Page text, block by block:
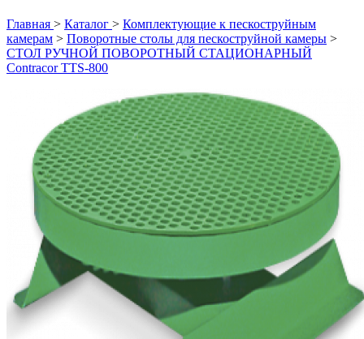
Главная > Каталог > Комплектующие к пескоструйным
камерам > Поворотные столы для пескоструйной камеры >
СТОЛ РУЧНОЙ ПОВОРОТНЫЙ СТАЦИОНАРНЫЙ
Contracor TTS-800